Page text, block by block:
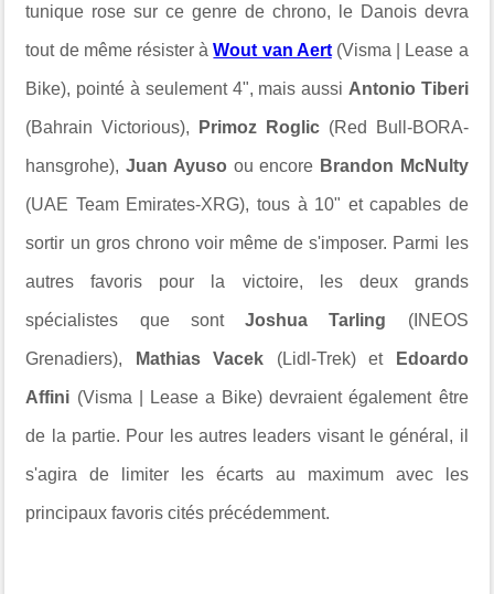
tunique rose sur ce genre de chrono, le Danois devra
tout de même résister àWout van Aert(Visma | Lease a
Bike), pointé à seulement 4", mais aussi Antonio Tiberi
(Bahrain Victorious), Primoz Roglic(Red Bull-BORA-
hansgrohe),Juan Ayuso ou encore Brandon McNulty
(UAE Team Emirates-XRG), tous à 10" et capables de
sortir un gros chrono voir même de s'imposer. Parmi les
autres favoris pour la victoire, les deux grands
spécialistes que sontJoshua Tarling (INEOS
Grenadiers), Mathias Vacek (Lidl-Trek)et Edoardo
Affini (Visma | Lease a Bike) devraient également être
de la partie. Pour les autres leaders visant le général, il
s'agira de limiter les écarts au maximum avec les
principaux favoris cités précédemment.